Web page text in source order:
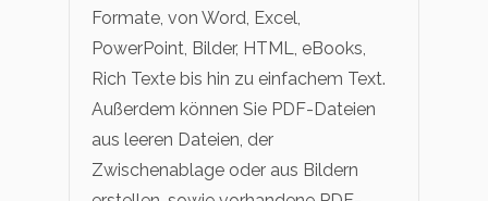
Formate, von Word, Excel,
PowerPoint, Bilder, HTML, eBooks,
Rich Texte bis hin zu einfachem Text.
Außerdem können Sie PDF-Dateien
aus leeren Dateien, der
Zwischenablage oder aus Bildern